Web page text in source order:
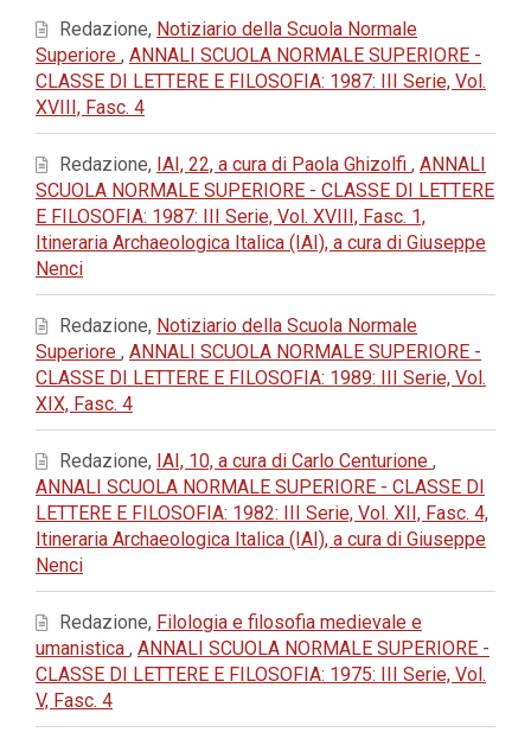
Redazione, Notiziario della Scuola Normale
Superiore , ANNALI SCUOLA NORMALE SUPERIORE -
CLASSE DI LETTERE E FILOSOFIA: 1987: III Serie, Vol.
XVIII, Fasc. 4
Redazione, IAI, 22, a cura di Paola Ghizolfi , ANNALI
SCUOLA NORMALE SUPERIORE - CLASSE DI LETTERE
E FILOSOFIA: 1987: III Serie, Vol. XVIII, Fasc. 1,
Itineraria Archaeologica Italica (IAI), a cura di Giuseppe
Nenci
Redazione, Notiziario della Scuola Normale
Superiore , ANNALI SCUOLA NORMALE SUPERIORE -
CLASSE DI LETTERE E FILOSOFIA: 1989: III Serie, Vol.
XIX, Fasc. 4
Redazione, IAI, 10, a cura di Carlo Centurione ,
ANNALI SCUOLA NORMALE SUPERIORE - CLASSE DI
LETTERE E FILOSOFIA: 1982: III Serie, Vol. XII, Fasc. 4,
Itineraria Archaeologica Italica (IAI), a cura di Giuseppe
Nenci
Redazione, Filologia e filosofia medievale e
umanistica , ANNALI SCUOLA NORMALE SUPERIORE -
CLASSE DI LETTERE E FILOSOFIA: 1975: III Serie, Vol.
V, Fasc. 4